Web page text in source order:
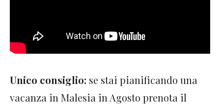
Unico consiglio: se stai pianificando una
vacanza in Malesia in Agosto prenota il